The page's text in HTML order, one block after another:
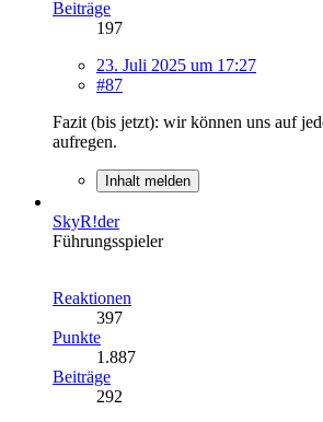
Beiträge
197
23. Juli 2025 um 17:27
#87
Fazit (bis jetzt): wir können uns auf
aufregen.
Inhalt melden
SkyR!der
Führungsspieler
Reaktionen
397
Punkte
1.887
Beiträge
292